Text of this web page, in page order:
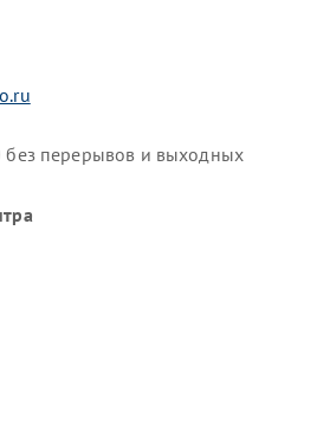
перерывов и выходных